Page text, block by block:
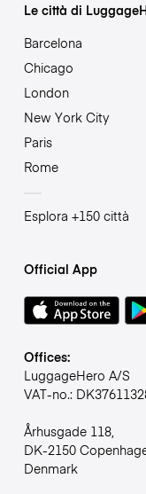
Le città di
Barcelona
Chicago
London
New York City
Paris
Rome
Esplora +150 città
Official App
Offices:
LuggageHero A/S
VAT-no.:
Århusgade 118,
DK-2150
Denmark